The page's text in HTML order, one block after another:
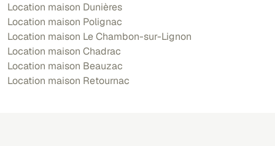
Location maison Dunières
Location maison Polignac
Location maison Le Chambon-sur-Lignon
Location maison Chadrac
Location maison Beauzac
Location maison Retournac